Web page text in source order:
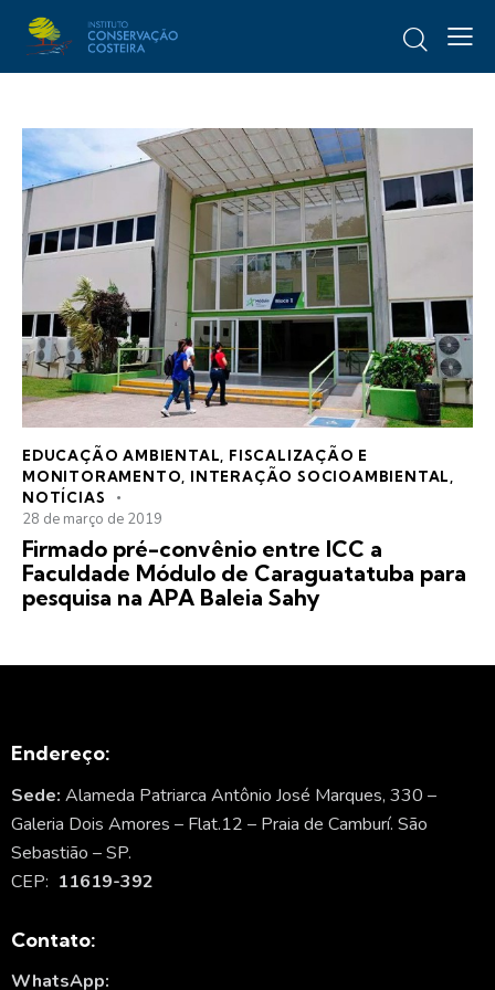
EDUCAÇÃO AMBIENTAL
FISCALIZAÇÃO E
MONITORAMENTO
INTERAÇÃO SOCIOAMBIENTAL
NOTÍCIAS
28 de março de 2019
Firmado pré-convênio entre ICC a
Faculdade Módulo de Caraguatatuba para
pesquisa na APA Baleia Sahy
Endereço:
Sede: Alameda Patriarca Antônio José Marques, 330 –
Galeria Dois Amores – Flat.12 – Praia de Camburí. São
Sebastião – SP.
CEP: 11619-392
Contato:
WhatsApp: